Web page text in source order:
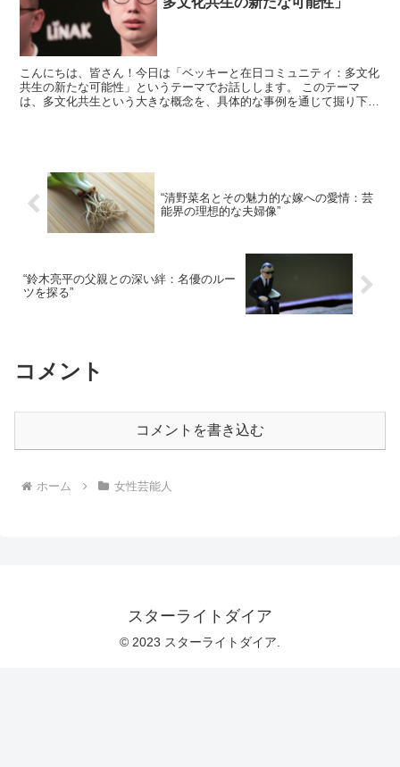
こんにちは、皆さん！今日は「ベッキーと在日コミュニティ：多文化
共生の新たな可能性」というテーマでお話しします。 このテーマ
は、多文化共生という大きな概念を、具体的な事例を通じて掘り下げ
“清野菜名とその魅力的な嫁への愛情：芸
能界の理想的な夫婦像”
“鈴木亮平の父親との深い絆：名優のルー
ツを探る”
コメント
コメントを書き込む
ホーム 女性芸能人
スターライトダイア
© 2023 スターライトダイア.